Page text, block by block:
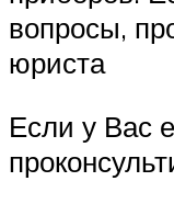
вопросы,
юриста
Если у Вас